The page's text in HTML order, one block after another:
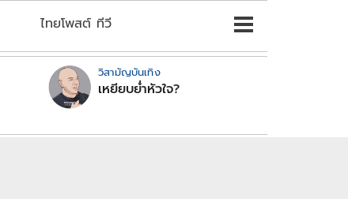
ไทยโพสต์ ทีวี
วิสามัญบันเทิง
เหยียบย่ำหัวใจ?